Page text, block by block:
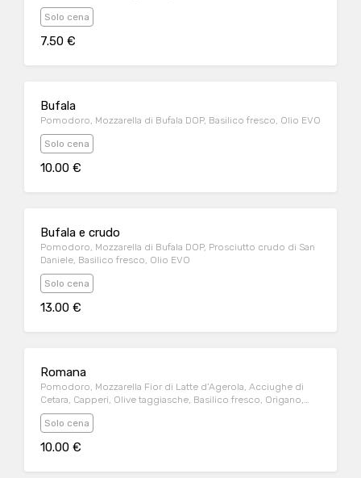
Solo cena
7.50 €
Bufala
Pomodoro, Mozzarella di Bufala DOP, Basilico fresco, Olio EVO
Solo cena
10.00 €
Bufala e crudo
Pomodoro, Mozzarella di Bufala DOP, Prosciutto crudo di San
Daniele, Basilico fresco, Olio EVO
Solo cena
13.00 €
Romana
Pomodoro, Mozzarella Fior di Latte d’Agerola, Acciughe di
Cetara, Capperi, Olive taggiasche, Basilico fresco, Origano,
Olio Evo
Solo cena
10.00 €